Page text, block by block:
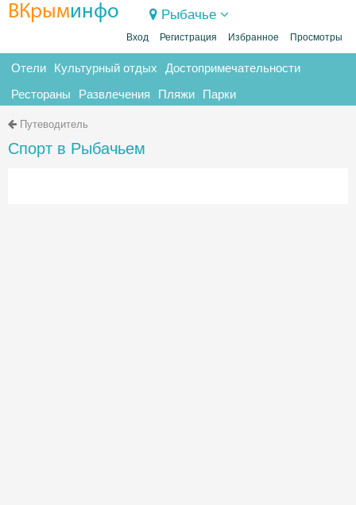
ВКрыминфо Рыбачье
Вход Регистрация Избранное Просмотры
Отели Культурный отдых Достопримечательности
Рестораны Развлечения Пляжи Парки
Путеводитель
Спорт в Рыбачьем